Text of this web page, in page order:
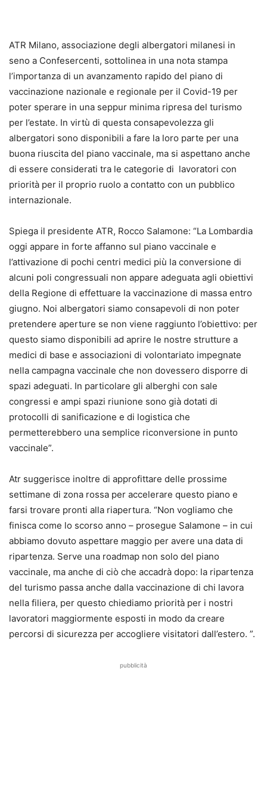
ATR Milano, associazione degli albergatori milanesi in
seno a Confesercenti, sottolinea in una nota stampa
l’importanza di un avanzamento rapido del piano di
vaccinazione nazionale e regionale per il Covid-19 per
poter sperare in una seppur minima ripresa del turismo
per l’estate. In virtù di questa consapevolezza gli
albergatori sono disponibili a fare la loro parte per una
buona riuscita del piano vaccinale, ma si aspettano anche
di essere considerati tra le categorie di lavoratori con
priorità per il proprio ruolo a contatto con un pubblico
internazionale.
Spiega il presidente ATR, Rocco Salamone: “La Lombardia
oggi appare in forte affanno sul piano vaccinale e
l’attivazione di pochi centri medici più la conversione di
alcuni poli congressuali non appare adeguata agli obiettivi
della Regione di effettuare la vaccinazione di massa entro
giugno. Noi albergatori siamo consapevoli di non poter
pretendere aperture se non viene raggiunto l’obiettivo: per
questo siamo disponibili ad aprire le nostre strutture a
medici di base e associazioni di volontariato impegnate
nella campagna vaccinale che non dovessero disporre di
spazi adeguati. In particolare gli alberghi con sale
congressi e ampi spazi riunione sono già dotati di
protocolli di sanificazione e di logistica che
permetterebbero una semplice riconversione in punto
vaccinale”.
Atr suggerisce inoltre di approfittare delle prossime
settimane di zona rossa per accelerare questo piano e
farsi trovare pronti alla riapertura. “Non vogliamo che
finisca come lo scorso anno – prosegue Salamone – in cui
abbiamo dovuto aspettare maggio per avere una data di
ripartenza. Serve una roadmap non solo del piano
vaccinale, ma anche di ciò che accadrà dopo: la ripartenza
del turismo passa anche dalla vaccinazione di chi lavora
nella filiera, per questo chiediamo priorità per i nostri
lavoratori maggiormente esposti in modo da creare
percorsi di sicurezza per accogliere visitatori dall’estero. ”.
pubblicità